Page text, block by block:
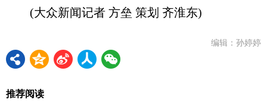
(大众新闻记者 方垒 策划 齐淮东)
编辑：孙婷婷
推荐阅读